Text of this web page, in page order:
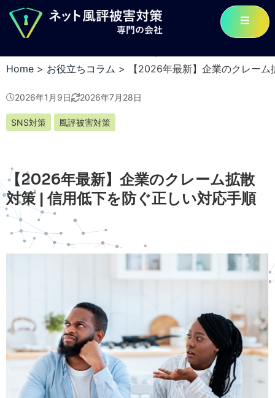
Home > お役立ちコラム > 【2026年最新】企業のクレー
2026年1月9日 2026年7月28日
SNS対策 風評被害対策
【2026年最新】企業のクレーム拡散
対策 | 信用低下を防ぐ正しい対応手順